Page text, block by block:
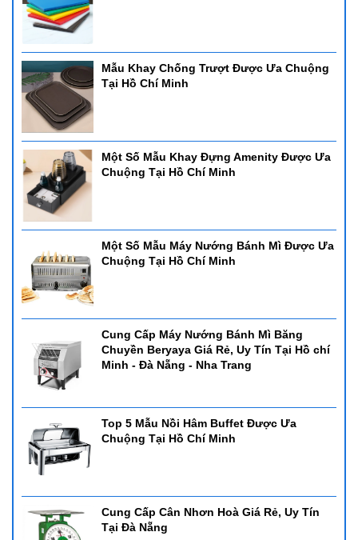
Mẫu Khay Chống Trượt Được Ưa Chuộng
Tại Hồ Chí Minh
Một Số Mẫu Khay Đựng Amenity Được Ưa
Chuộng Tại Hồ Chí Minh
Một Số Mẫu Máy Nướng Bánh Mì Được Ưa
Chuộng Tại Hồ Chí Minh
Cung Cấp Máy Nướng Bánh Mì Băng
Chuyền Beryaya Giá Rẻ, Uy Tín Tại Hồ chí
Minh - Đà Nẵng - Nha Trang
Top 5 Mẫu Nồi Hâm Buffet Được Ưa
Chuộng Tại Hồ Chí Minh
Cung Cấp Cân Nhơn Hoà Giá Rẻ, Uy Tín
Tại Đà Nẵng